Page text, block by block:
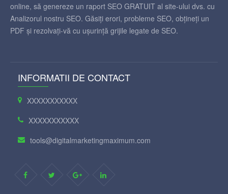
online, să genereze un raport SEO GRATUIT al site-ului dvs. cu
Analizorul nostru SEO. Găsiți erori, probleme SEO, obțineți un
PDF și rezolvați-vă cu ușurință grijile legate de SEO.
INFORMATII DE CONTACT
XXXXXXXXXXX
XXXXXXXXXXX
tools@digitalmarketingmaximum.com